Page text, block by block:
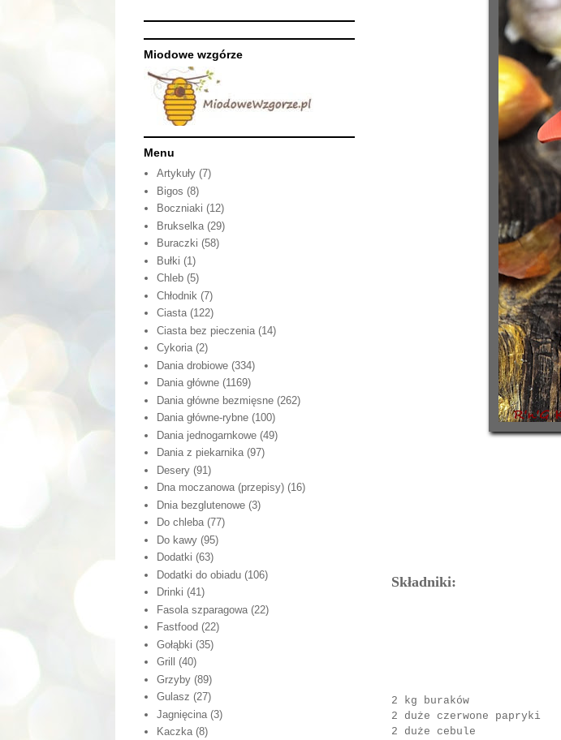
Składniki:
2 kg buraków
2 duże czerwone papryki
2 duże cebule
Miodowe wzgórze
Menu
Artykuły (7)
Bigos (8)
Boczniaki (12)
Brukselka (29)
Buraczki (58)
Bułki (1)
Chleb (5)
Chłodnik (7)
Ciasta (122)
Ciasta bez pieczenia (14)
Cykoria (2)
Dania drobiowe (334)
Dania główne (1169)
Dania główne bezmięsne (262)
Dania główne-rybne (100)
Dania jednogarnkowe (49)
Dania z piekarnika (97)
Desery (91)
Dna moczanowa (przepisy) (16)
Dnia bezglutenowe (3)
Do chleba (77)
Do kawy (95)
Dodatki (63)
Dodatki do obiadu (106)
Drinki (41)
Fasola szparagowa (22)
Fastfood (22)
Gołąbki (35)
Grill
(40)
Grzyby (89)
Gulasz (27)
Jagnięcina (3)
Kaczka (8)